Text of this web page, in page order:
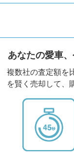
あなたの愛車
複数社の査定額を
を賢く売却して、